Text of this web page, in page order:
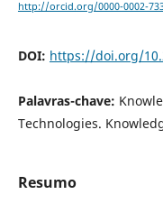
http://orcid.org/0000-0002-
DOI: https://doi.org/
Palavras-chave:
Technologies.
Resumo